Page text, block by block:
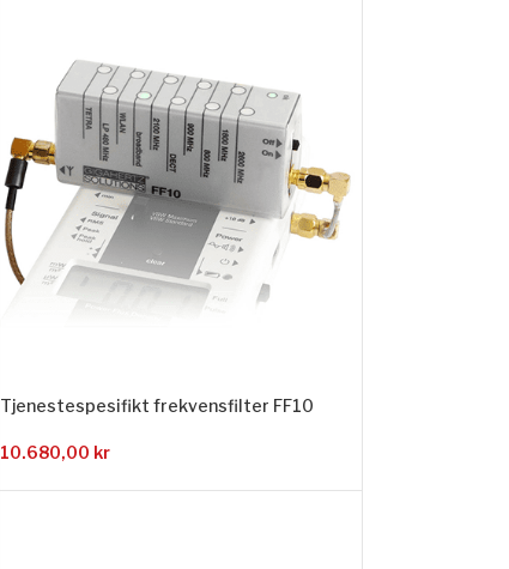
Tjenestespesifikt frekvensfilter FF10
10.680,00 kr